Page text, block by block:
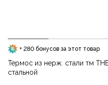
+ 280 бонусов за этот товар
Термос из нерж. стали тм
стальной